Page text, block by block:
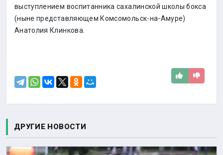
выступлением воспитанника сахалинской школы бокса
(ныне представляющем Комсомольск-на-Амуре)
Анатолия Клинкова.
ДРУГИЕ НОВОСТИ